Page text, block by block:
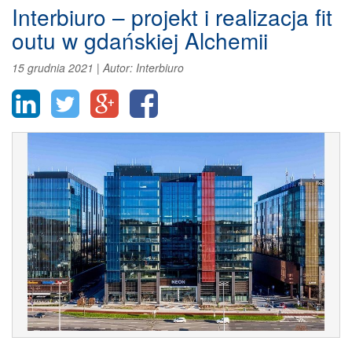
Interbiuro – projekt i realizacja fit
outu w gdańskiej Alchemii
15 grudnia 2021 |Autor: Interbiuro